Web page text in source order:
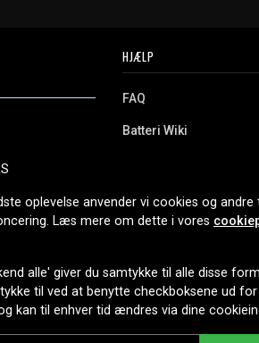
Vi tilbyder et
og meget
siden
HJÆLP
FAQ
Batteri Wiki
Erhvervskunde
LEVERINGSMULIGHEDER
oplevelse anvender vi cookies og
Læs mere om dette i vores
alle' giver du samtykke til alle disse
til ved at benytte checkboksene ud
kan til enhver tid ændres via dine